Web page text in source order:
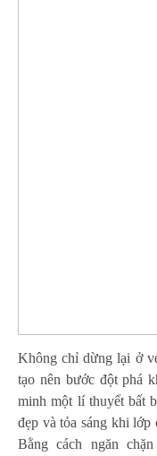
Không chỉ dừng lại ở
tạo nên bước đột phá
minh một lí thuyết bất
đẹp và tỏa sáng khi lớp
Bằng cách ngăn